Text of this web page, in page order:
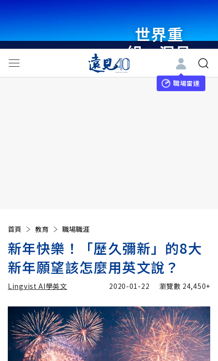
世界重
組・洞見
未來 與
世界領袖
職場雷達
首頁 教育 職場職涯
新年快樂！「歷久彌新」的8大
新年願望該怎麼用英文說？
Lingvist AI學英文 2020-01-22 瀏覽數 24,450+